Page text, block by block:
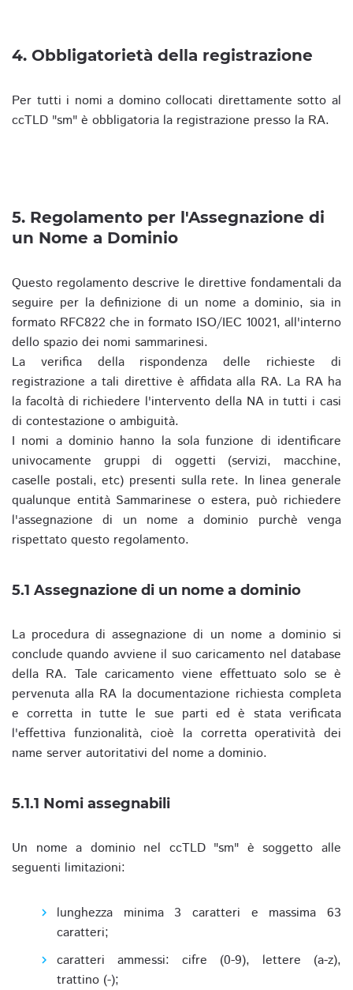
4. Obbligatorietà della registrazione
Per tutti i nomi a domino collocati direttamente sotto al
ccTLD "sm" è obbligatoria la registrazione presso la RA.
5. Regolamento per l'Assegnazione di
un Nome a Dominio
Questo regolamento descrive le direttive fondamentali da
seguire per la definizione di un nome a dominio, sia in
formato RFC822 che in formato ISO/IEC 10021, all'interno
dello spazio dei nomi sammarinesi.
La verifica della rispondenza delle richieste di
registrazione a tali direttive è affidata alla RA. La RA ha
la facoltà di richiedere l'intervento della NA in tutti i casi
di contestazione o ambiguità.
I nomi a dominio hanno la sola funzione di identificare
univocamente gruppi di oggetti (servizi, macchine,
caselle postali, etc) presenti sulla rete. In linea generale
qualunque entità Sammarinese o estera, può richiedere
l'assegnazione di un nome a dominio purchè venga
rispettato questo regolamento.
5.1 Assegnazione di un nome a dominio
La procedura di assegnazione di un nome a dominio si
conclude quando avviene il suo caricamento nel database
della RA. Tale caricamento viene effettuato solo se è
pervenuta alla RA la documentazione richiesta completa
e corretta in tutte le sue parti ed è stata verificata
l'effettiva funzionalità, cioè la corretta operatività dei
name server autoritativi del nome a dominio.
5.1.1 Nomi assegnabili
Un nome a dominio nel ccTLD "sm" è soggetto alle
seguenti limitazioni:
lunghezza minima 3 caratteri e massima 63
caratteri;
caratteri ammessi: cifre (0-9), lettere (a-z),
trattino (-);